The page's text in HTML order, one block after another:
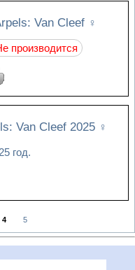
Van Cleef ♀
производится
Van Cleef 2025 ♀
год.
4 5